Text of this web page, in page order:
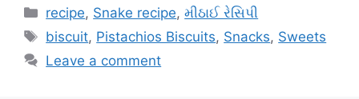
Categories
recipe, Snake recipe,મીઠાઈ રેસિપી
Tags
biscuit, Pistachios Biscuits, Snacks, Sweets
Leave a comment